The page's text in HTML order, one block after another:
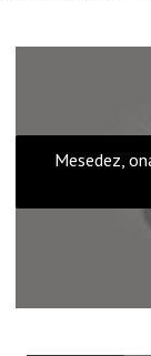
Mesedez,